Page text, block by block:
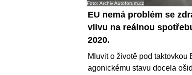
Foto: Archiv Autoforum.cz
EU nemá problém se
vlivu na reálnou
2020.
Mluvit o životě pod taktovkou
agonickému stavu docela